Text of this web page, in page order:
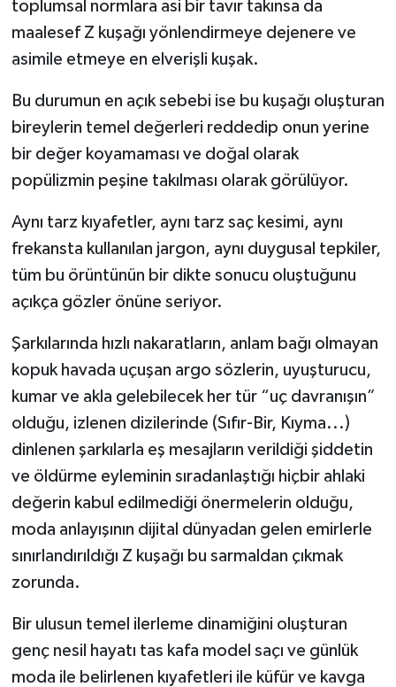
toplumsal normlara asi bir tavır takınsa da
maalesef Z kuşağı yönlendirmeye dejenere ve
asimile etmeye en elverişli kuşak.
Bu durumun en açık sebebi ise bu kuşağı oluşturan
bireylerin temel değerleri reddedip onun yerine
bir değer koyamaması ve doğal olarak
popülizmin peşine takılması olarak görülüyor.
Aynı tarz kıyafetler, aynı tarz saç kesimi, aynı
frekansta kullanılan jargon, aynı duygusal tepkiler,
tüm bu örüntünün bir dikte sonucu oluştuğunu
açıkça gözler önüne seriyor.
Şarkılarında hızlı nakaratların, anlam bağı olmayan
kopuk havada uçuşan argo sözlerin, uyuşturucu,
kumar ve akla gelebilecek her tür “uç davranışın”
olduğu, izlenen dizilerinde (Sıfır-Bir, Kıyma...)
dinlenen şarkılarla eş mesajların verildiği şiddetin
ve öldürme eyleminin sıradanlaştığı hiçbir ahlaki
değerin kabul edilmediği önermelerin olduğu,
moda anlayışının dijital dünyadan gelen emirlerle
sınırlandırıldığı Z kuşağı bu sarmaldan çıkmak
zorunda.
Bir ulusun temel ilerleme dinamiğini oluşturan
genç nesil hayatı tas kafa model saçı ve günlük
moda ile belirlenen kıyafetleri ile küfür ve kavga